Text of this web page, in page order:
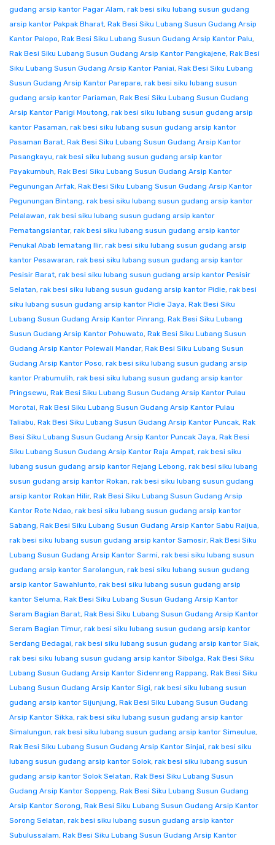
gudang arsip kantor Pagar Alam, rak besi siku lubang susun gudang
arsip kantor Pakpak Bharat, Rak Besi Siku Lubang Susun Gudang Arsip
Kantor Palopo, Rak Besi Siku Lubang Susun Gudang Arsip Kantor Palu,
Rak Besi Siku Lubang Susun Gudang Arsip Kantor Pangkajene, Rak Besi
Siku Lubang Susun Gudang Arsip Kantor Paniai, Rak Besi Siku Lubang
Susun Gudang Arsip Kantor Parepare, rak besi siku lubang susun
gudang arsip kantor Pariaman, Rak Besi Siku Lubang Susun Gudang
Arsip Kantor Parigi Moutong, rak besi siku lubang susun gudang arsip
kantor Pasaman, rak besi siku lubang susun gudang arsip kantor
Pasaman Barat, Rak Besi Siku Lubang Susun Gudang Arsip Kantor
Pasangkayu, rak besi siku lubang susun gudang arsip kantor
Payakumbuh, Rak Besi Siku Lubang Susun Gudang Arsip Kantor
Pegunungan Arfak, Rak Besi Siku Lubang Susun Gudang Arsip Kantor
Pegunungan Bintang, rak besi siku lubang susun gudang arsip kantor
Pelalawan, rak besi siku lubang susun gudang arsip kantor
Pematangsiantar, rak besi siku lubang susun gudang arsip kantor
Penukal Abab lematang Ilir, rak besi siku lubang susun gudang arsip
kantor Pesawaran, rak besi siku lubang susun gudang arsip kantor
Pesisir Barat, rak besi siku lubang susun gudang arsip kantor Pesisir
Selatan, rak besi siku lubang susun gudang arsip kantor Pidie, rak besi
siku lubang susun gudang arsip kantor Pidie Jaya, Rak Besi Siku
Lubang Susun Gudang Arsip Kantor Pinrang, Rak Besi Siku Lubang
Susun Gudang Arsip Kantor Pohuwato, Rak Besi Siku Lubang Susun
Gudang Arsip Kantor Polewali Mandar, Rak Besi Siku Lubang Susun
Gudang Arsip Kantor Poso, rak besi siku lubang susun gudang arsip
kantor Prabumulih, rak besi siku lubang susun gudang arsip kantor
Pringsewu, Rak Besi Siku Lubang Susun Gudang Arsip Kantor Pulau
Morotai, Rak Besi Siku Lubang Susun Gudang Arsip Kantor Pulau
Taliabu, Rak Besi Siku Lubang Susun Gudang Arsip Kantor Puncak, Rak
Besi Siku Lubang Susun Gudang Arsip Kantor Puncak Jaya, Rak Besi
Siku Lubang Susun Gudang Arsip Kantor Raja Ampat, rak besi siku
lubang susun gudang arsip kantor Rejang Lebong, rak besi siku lubang
susun gudang arsip kantor Rokan, rak besi siku lubang susun gudang
arsip kantor Rokan Hilir, Rak Besi Siku Lubang Susun Gudang Arsip
Kantor Rote Ndao, rak besi siku lubang susun gudang arsip kantor
Sabang, Rak Besi Siku Lubang Susun Gudang Arsip Kantor Sabu Raijua,
rak besi siku lubang susun gudang arsip kantor Samosir, Rak Besi Siku
Lubang Susun Gudang Arsip Kantor Sarmi, rak besi siku lubang susun
gudang arsip kantor Sarolangun, rak besi siku lubang susun gudang
arsip kantor Sawahlunto, rak besi siku lubang susun gudang arsip
kantor Seluma, Rak Besi Siku Lubang Susun Gudang Arsip Kantor
Seram Bagian Barat, Rak Besi Siku Lubang Susun Gudang Arsip Kantor
Seram Bagian Timur, rak besi siku lubang susun gudang arsip kantor
Serdang Bedagai, rak besi siku lubang susun gudang arsip kantor Siak,
rak besi siku lubang susun gudang arsip kantor Sibolga, Rak Besi Siku
Lubang Susun Gudang Arsip Kantor Sidenreng Rappang, Rak Besi Siku
Lubang Susun Gudang Arsip Kantor Sigi, rak besi siku lubang susun
gudang arsip kantor Sijunjung, Rak Besi Siku Lubang Susun Gudang
Arsip Kantor Sikka, rak besi siku lubang susun gudang arsip kantor
Simalungun, rak besi siku lubang susun gudang arsip kantor Simeulue,
Rak Besi Siku Lubang Susun Gudang Arsip Kantor Sinjai, rak besi siku
lubang susun gudang arsip kantor Solok, rak besi siku lubang susun
gudang arsip kantor Solok Selatan, Rak Besi Siku Lubang Susun
Gudang Arsip Kantor Soppeng, Rak Besi Siku Lubang Susun Gudang
Arsip Kantor Sorong, Rak Besi Siku Lubang Susun Gudang Arsip Kantor
Sorong Selatan, rak besi siku lubang susun gudang arsip kantor
Subulussalam, Rak Besi Siku Lubang Susun Gudang Arsip Kantor